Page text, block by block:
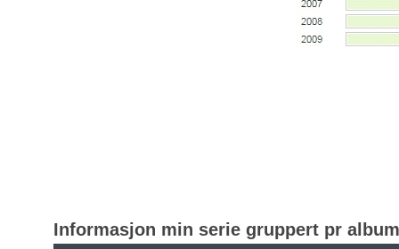
Informasjon min serie gruppert pr